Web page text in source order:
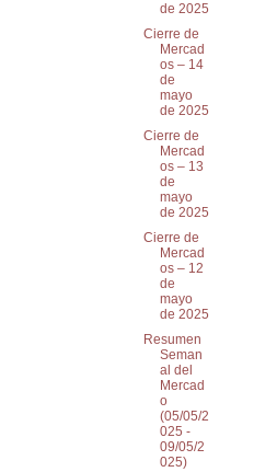
de 2025
Cierre de
Mercad
os – 14
de
mayo
de 2025
Cierre de
Mercad
os – 13
de
mayo
de 2025
Cierre de
Mercad
os – 12
de
mayo
de 2025
Resumen
Seman
al del
Mercad
o
(05/05/2
025 -
09/05/2
025)